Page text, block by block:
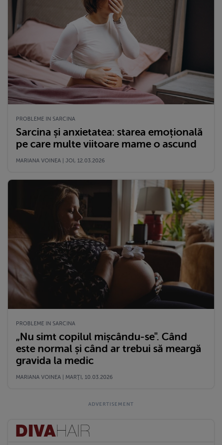
PROBLEME IN SARCINA
Sarcina și anxietatea: starea emoțională
pe care multe viitoare mame o ascund
MARIANA VOINEA | JOI, 12.03.2026
PROBLEME IN SARCINA
„Nu simt copilul mișcându-se". Când
este normal și când ar trebui să meargă
gravida la medic
MARIANA VOINEA | MARŢI, 10.03.2026